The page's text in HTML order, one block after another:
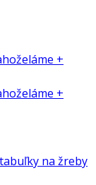
na žreby